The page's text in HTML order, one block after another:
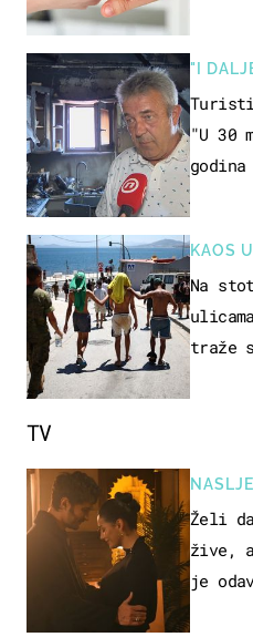
"I
Turisti
"U 30
KAOS
Na
traže
TV
Želi
žive,
je